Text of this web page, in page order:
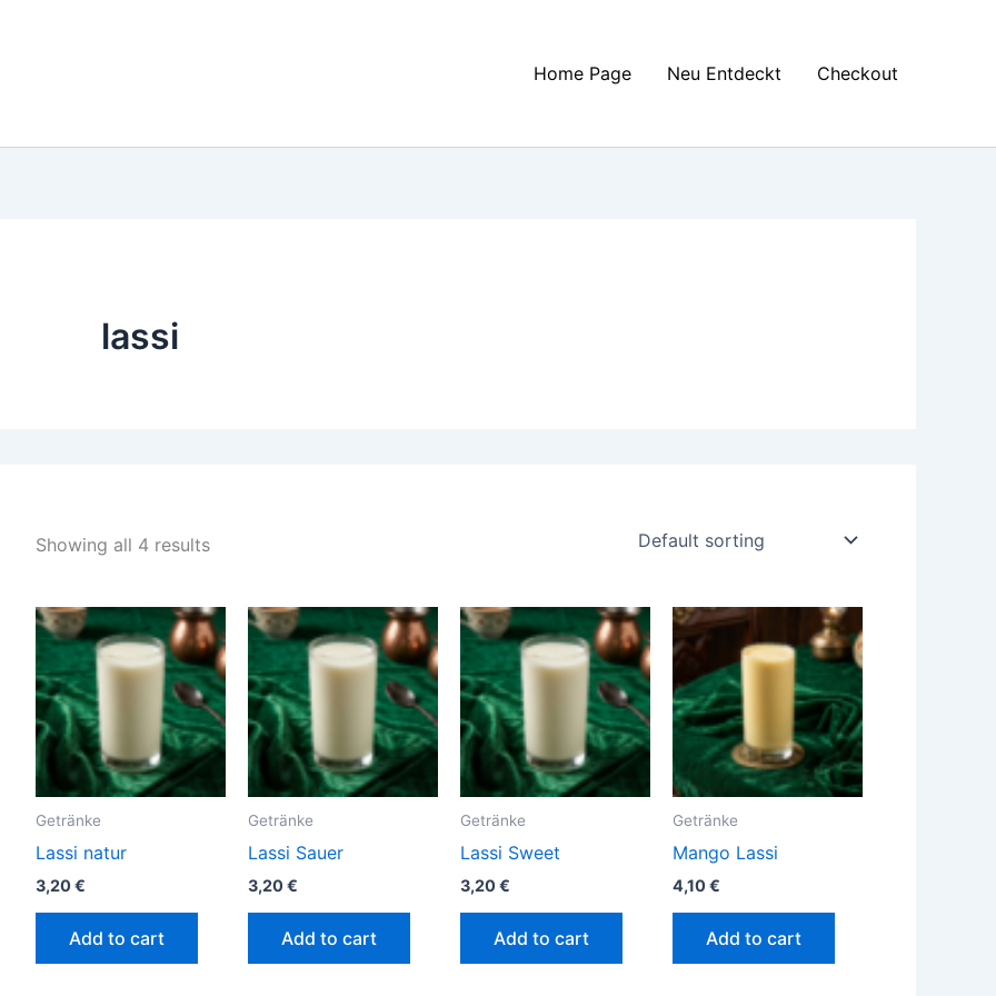
Home Page Neu Entdeckt Checkout
lassi
Showing all 4 results
Getränke
Lassi natur
3,20€
Add to cart
Getränke
Lassi Sauer
3,20€
Add to cart
Getränke
Lassi Sweet
3,20€
Add to cart
Getränke
Mango Lassi
4,10€
Add to cart